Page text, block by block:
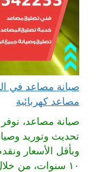
مصاعد كهربائية
صيانة مصاعد،
تحديث وتوريد
وبأقل الأسعار
١٠ سنوات، من